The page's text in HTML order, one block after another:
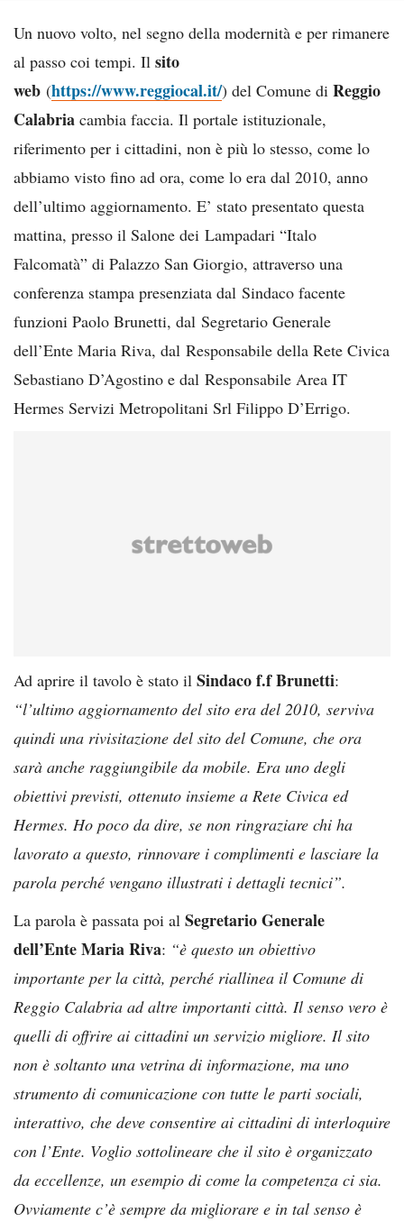
Un nuovo volto, nel segno della modernità e per rimanere
al passo coi tempi. Il sito
web (https://www.reggiocal.it/) del Comune di Reggio
Calabria cambia faccia. Il portale istituzionale,
riferimento per i cittadini, non è più lo stesso, come lo
abbiamo visto fino ad ora, come lo era dal 2010, anno
dell’ultimo aggiornamento. E’ stato presentato questa
mattina, presso il Salone dei Lampadari “Italo
Falcomatà” di Palazzo San Giorgio, attraverso una
conferenza stampa presenziata dal Sindaco facente
funzioni Paolo Brunetti, dal Segretario Generale
dell’Ente Maria Riva, dal Responsabile della Rete Civica
Sebastiano D’Agostino e dal Responsabile Area IT
Hermes Servizi Metropolitani Srl Filippo D’Errigo.
Ad aprire il tavolo è stato il Sindaco f.f Brunetti:
“l’ultimo aggiornamento del sito era del 2010, serviva
quindi una rivisitazione del sito del Comune, che ora
sarà anche raggiungibile da mobile. Era uno degli
obiettivi previsti, ottenuto insieme a Rete Civica ed
Hermes. Ho poco da dire, se non ringraziare chi ha
lavorato a questo, rinnovare i complimenti e lasciare la
parola perché vengano illustrati i dettagli tecnici”.
La parola è passata poi al Segretario Generale
dell’Ente Maria Riva: “è questo un obiettivo
importante per la città, perché riallinea il Comune di
Reggio Calabria ad altre importanti città. Il senso vero è
quelli di offrire ai cittadini un servizio migliore. Il sito
non è soltanto una vetrina di informazione, ma uno
strumento di comunicazione con tutte le parti sociali,
interattivo, che deve consentire ai cittadini di interloquire
con l’Ente. Voglio sottolineare che il sito è organizzato
da eccellenze, un esempio di come la competenza ci sia.
Ovviamente c’è sempre da migliorare e in tal senso è